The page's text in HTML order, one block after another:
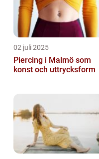
02 juli 2025
Piercing i Malmö som
konst och uttrycksform